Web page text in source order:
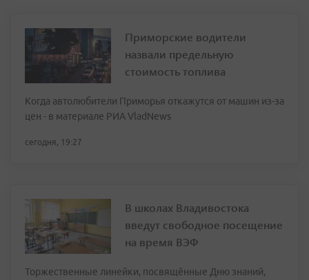
Приморские водители
назвали предельную
стоимость топлива
Когда автолюбители Приморья откажутся от машин из-за
цен - в материале РИА VladNews
сегодня, 19:27
В школах Владивостока
введут свободное посещение
на время ВЭФ
Торжественные линейки, посвящённые Дню знаний,